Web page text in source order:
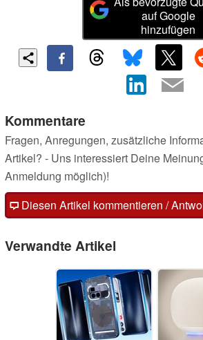
auf Google
hinzufügen
Kommentare
Fragen, Anregungen, zusätzliche
Artikel? - Uns interessiert Deine
Anmeldung möglich)!
Diesen Artikel kommentieren /
Verwandte Artikel